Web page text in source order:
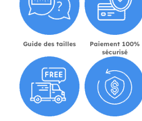
Guide des tailles
Paiement 100%
sécurisé